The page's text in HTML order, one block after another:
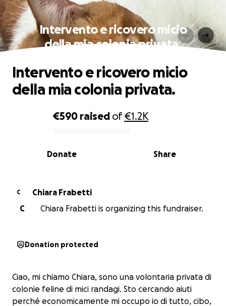
Intervento e ricovero micio
della mia colonia privata.
0% complete
€590 raised of€1.2K
Share
Donate
Intervento e ricovero micio
della mia colonia privata.
C
Chiara Frabetti
C
Chiara Frabetti is organizing this fundraiser.
Donation protected
Ciao, mi chiamo Chiara, sono una volontaria privata di
colonie feline di mici randagi. Sto cercando aiuti
perché economicamente mi occupo io di tutto, cibo,